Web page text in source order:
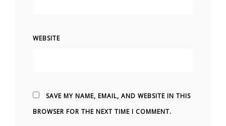
WEBSITE
SAVE MY NAME, EMAIL, AND WEBSITE IN THIS
BROWSER FOR THE NEXT TIME I COMMENT.